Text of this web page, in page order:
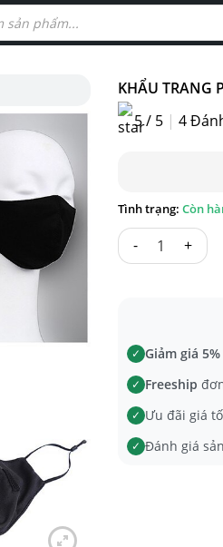
KHẨU TRANG
5 / 5 | 4
Còn
KHẨU TRANG
✓ Giảm giá 5%
✓ Freeship
✓ Ưu đãi giá
✓ Đánh giá